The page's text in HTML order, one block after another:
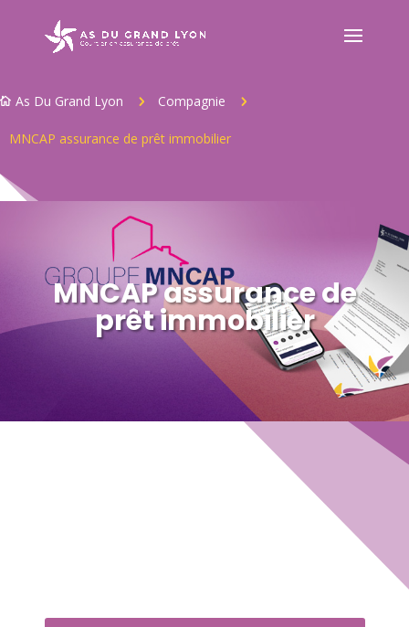
 As Du Grand Lyon 5 Compagnie 5
MNCAP assurance de prêt immobilier
MNCAP assurance de
prêt immobilier